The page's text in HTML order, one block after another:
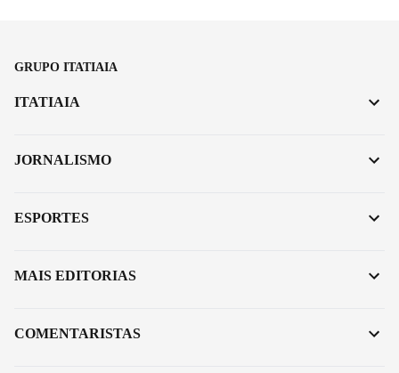
GRUPO ITATIAIA
ITATIAIA
JORNALISMO
ESPORTES
MAIS EDITORIAS
COMENTARISTAS